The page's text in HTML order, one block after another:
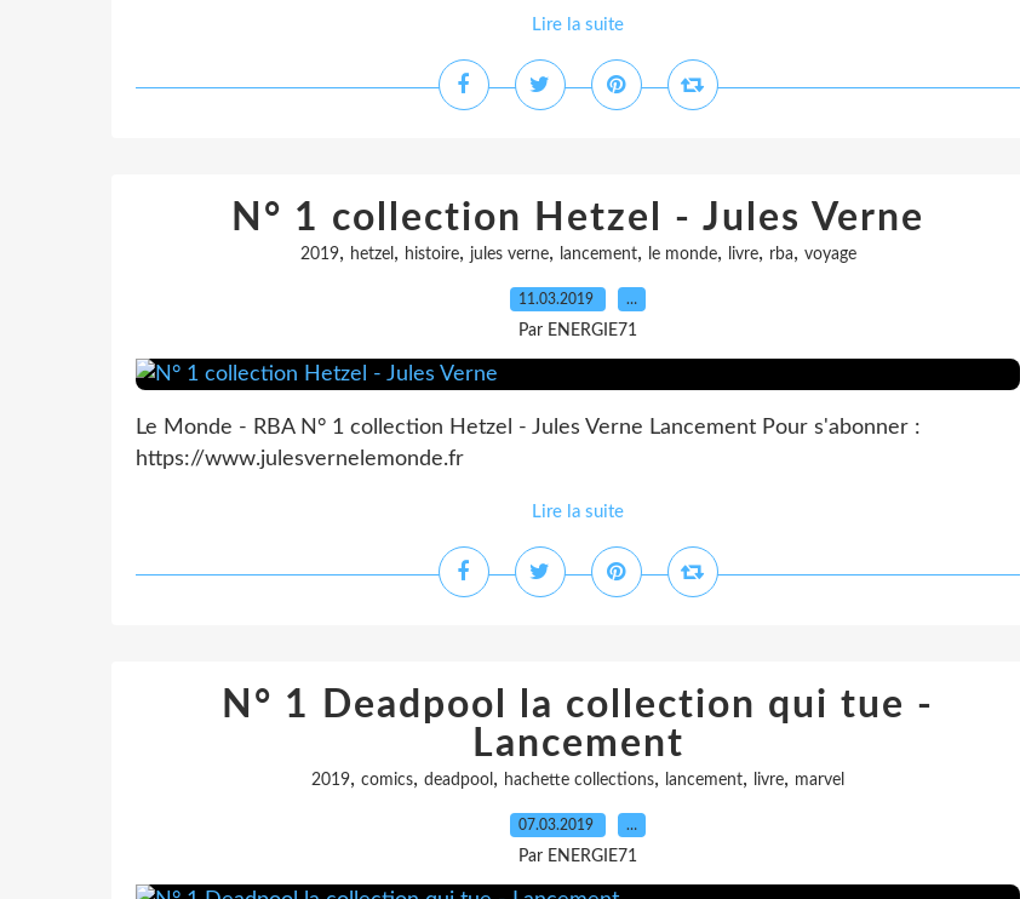
Lire la suite
N° 1 collection Hetzel - Jules Verne
2019, hetzel, histoire, jules verne, lancement, le monde, livre, rba, voyage
11.03.2019 …
Par ENERGIE71
Le Monde - RBA N° 1 collection Hetzel - Jules Verne Lancement Pour s'abonner :
https://www.julesvernelemonde.fr
Lire la suite
N° 1 Deadpool la collection qui tue -
Lancement
2019, comics, deadpool , hachette collections, lancement, livre, marvel
07.03.2019 …
Par ENERGIE71